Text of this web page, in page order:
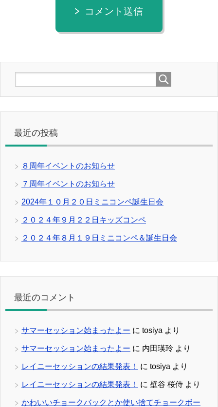
コメント送信
最近の投稿
８周年イベントのお知らせ
７周年イベントのお知らせ
2024年１０月２０日ミニコンペ誕生日会
２０２４年９月２２日キッズコンペ
２０２４年８月１９日ミニコンペ＆誕生日会
最近のコメント
サマーセッション始まったよー に tosiya より
サマーセッション始まったよー に 内田瑛玲 より
レイニーセッションの結果発表！ に tosiya より
レイニーセッションの結果発表！ に 壁谷 桜侍 より
かわいいチョークバックとか使い捨てチョークボー